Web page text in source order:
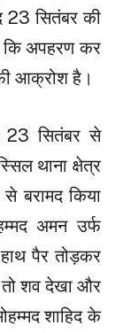
23 सितंबर की
कि अपहरण कर
आक्रोश है।
23 सितंबर से
थाना क्षेत्र
बरामद किया
अमन उर्फ
पैर तोड़कर
शव देखा और
शाहिद के